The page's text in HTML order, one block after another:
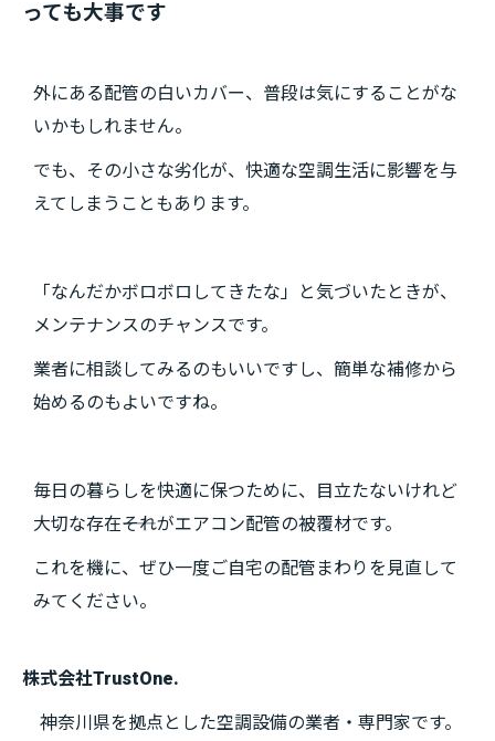
っても大事です
外にある配管の白いカバー、普段は気にすることがな
いかもしれません。
でも、その小さな劣化が、快適な空調生活に影響を与
えてしまうこともあります。
「なんだかボロボロしてきたな」と気づいたときが、
メンテナンスのチャンスです。
業者に相談してみるのもいいですし、簡単な補修から
始めるのもよいですね。
毎日の暮らしを快適に保つために、目立たないけれど
大切な存在――それがエアコン配管の被覆材です。
これを機に、ぜひ一度ご自宅の配管まわりを見直して
みてください。
株式会社TrustOne.
神奈川県を拠点とした空調設備の業者・専門家です。